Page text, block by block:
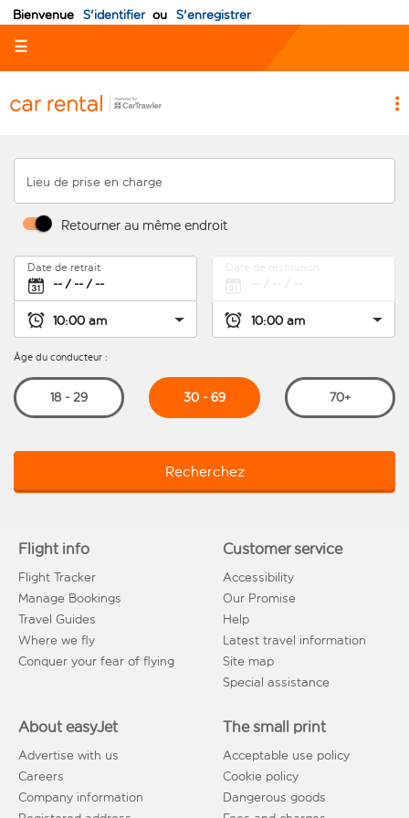
Bienvenue S'identifier ou S'enregistrer
☰
Lieu de prise en charge
Retourner au même endroit
Date de retrait
Âge du conducteur :
18 - 29 30 - 69 70+
Recherchez
Flight info
Flight Tracker
Manage Bookings
Travel Guides
Where we fly
Conquer your fear of flying
Customer service
Accessibility
Our Promise
Help
Latest travel information
Site map
Special assistance
About easyJet
Advertise with us
Careers
Company information
The small print
Acceptable use policy
Cookie policy
Dangerous goods